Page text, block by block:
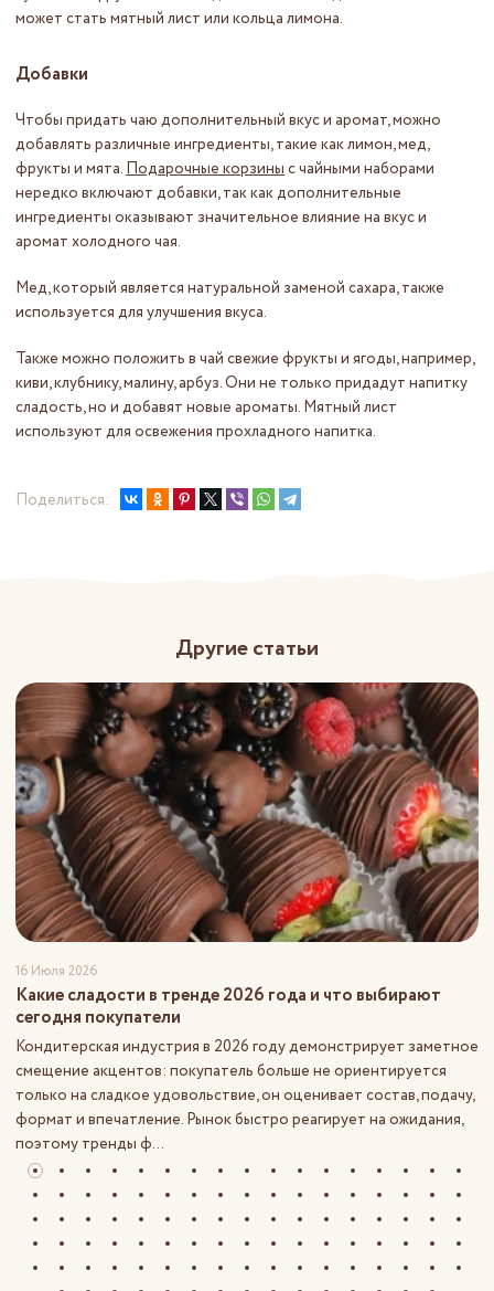
может стать мятный лист или кольца лимона.
Добавки
Чтобы придать чаю дополнительный вкус и аромат, можно
добавлять различные ингредиенты, такие как лимон, мед,
фрукты и мята.Подарочные корзиныс чайными наборами
нередко включают добавки, так как дополнительные
ингредиенты оказывают значительное влияние на вкус и
аромат холодного чая.
Мед, который является натуральной заменой сахара, также
используется для улучшения вкуса.
Также можно положить в чай свежие фрукты и ягоды, например,
киви, клубнику, малину, арбуз. Они не только придадут напитку
сладость, но и добавят новые ароматы. Мятный лист
используют для освежения прохладного напитка.
Поделиться:
Другие статьи
16 Июля 2026
Какие сладости в тренде 2026 года и что выбирают
сегодня покупатели
Кондитерская индустрия в 2026 году демонстрирует заметное
смещение акцентов: покупатель больше не ориентируется
только на сладкое удовольствие, он оценивает состав, подачу,
формат и впечатление. Рынок быстро реагирует на ожидания,
поэтому тренды ф...